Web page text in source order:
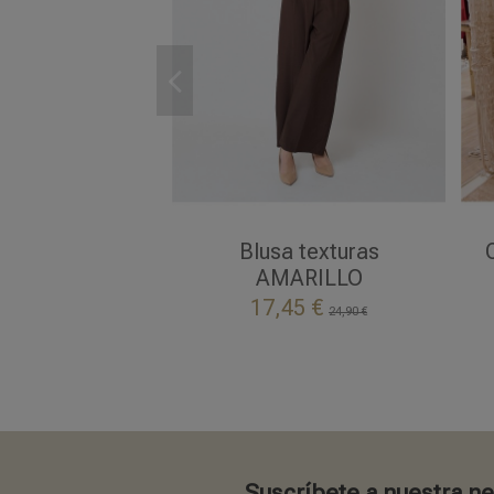
Blusa texturas
AMARILLO
17,45 €24,90 €
AMARILLO
 Añadir al carrito